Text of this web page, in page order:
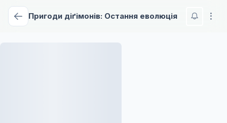
Пригоди діґімонів: Остання еволюція